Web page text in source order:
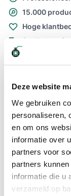
Deze website
We gebruiken
personaliseren,
en om ons
informatie over
partners voor
partners
informatie die u
verzameld op
15.000
Hoge
Snelle levering
Snel naar
Meer informatie
Meer informatie
Materiaal
Materiaal
Barstdruk